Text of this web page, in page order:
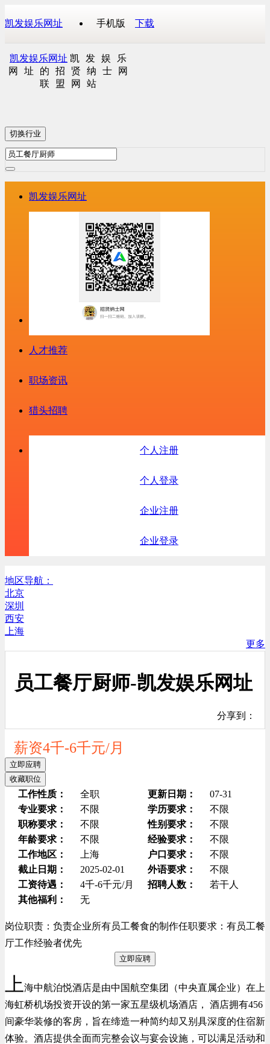
凯发娱乐网址 手机版 下载
凯发娱乐网址 凯发娱乐
网址的招贤纳士网
联盟网站
切换行业
凯发娱乐网址
人才推荐
职场资讯
猎头招聘
个人注册
个人登录
企业注册
企业登录
地区导航：
北京
深圳
西安
上海
更多
员工餐厅厨师-凯发娱乐网址
分享到：
薪资4千-6千元/月
立即应聘
收藏职位
工作性质： 全职 更新日期：
07-31
专业要求：
不限 学历要求：
不限
职称要求：
不限 性别要求：
不限
年龄要求：
不限 经验要求：
不限
工作地区：
上海 户口要求：
不限
截止日期：
2025-02-01 外语要求：
不限
工资待遇：
4千-6千元/月 招聘人数：
若干人
其他福利：
无
岗位职责：负责企业所有员工餐食的制作任职要求：有员工餐
厅工作经验者优先
立即应聘
上 海中航泊悦酒店是由中国航空集团（中央直属企业）在上
海虹桥机场投资开设的第一家五星级机场酒店， 酒店拥有456
间豪华装修的客房，旨在缔造一种简约却又别具深度的住宿新
体验。酒店提供全面而完整会议与宴会设施，可以满足活动和